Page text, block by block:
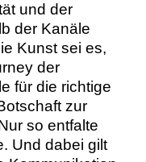
und der
der Kanäle
Kunst sei es,
der
für die richtige
zur
so entfalte
Und dabei gilt